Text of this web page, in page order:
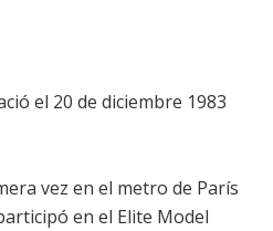
el 20 de diciembre 1983
vez en el metro de París
en el Elite Model